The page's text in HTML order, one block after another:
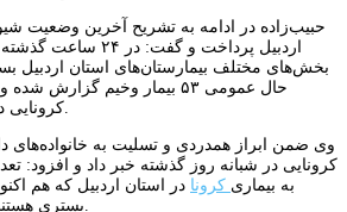
حبیب‌زاده در ادامه به تشریح آخرین وضعیت
بخش‌های مختلف بیمارستان‌های استان اردبیل
حال عمومی ۵۳ بیمار وخیم
کرونایی در شبانه روز گذشته خبر داد و افزود:
به بیماری کرونا در استان اردبیل که هم